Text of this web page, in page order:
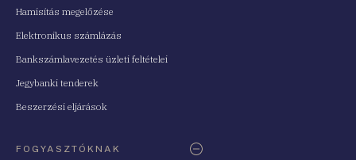
Hamisítás megelőzése
Elektronikus számlázás
Bankszámlavezetés üzleti feltételei
Jegybanki tenderek
Beszerzési eljárások
FOGYASZTÓKNAK